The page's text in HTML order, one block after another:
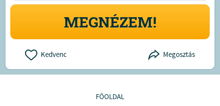
MEGNÉZEM!
Kedvenc Megosztás
FŐOLDAL